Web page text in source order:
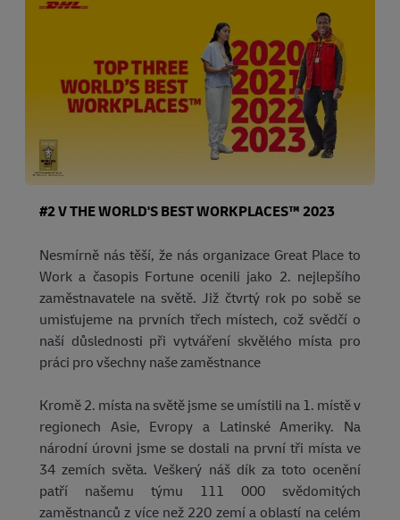
#2 V THE WORLD'S BEST WORKPLACES™ 2023
Nesmírně nás těší, že nás organizace Great Place to
Work a časopis Fortune ocenili jako 2. nejlepšího
zaměstnavatele na světě. Již čtvrtý rok po sobě se
umisťujeme na prvních třech místech, což svědčí o
naší důslednosti při vytváření skvělého místa pro
práci pro všechny naše zaměstnance
Kromě 2. místa na světě jsme se umístili na 1. místě v
regionech Asie, Evropy a Latinské Ameriky. Na
národní úrovni jsme se dostali na první tři místa ve
34 zemích světa. Veškerý náš dík za toto ocenění
patří našemu týmu 111 000 svědomitých
zaměstnanců z více než 220 zemí a oblastí na celém